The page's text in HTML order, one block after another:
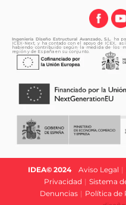
Ingeniería Diseño Estructural Avanzado, S.L. ha
ICEX-Next, y ha contado con el apoyo de ICEX,
habiendo contribuido según la medida de los
región y de España en su conjunto.
IDEA© 2024 Aviso Legal |
Privacidad | Sistema
Denuncias | Política de